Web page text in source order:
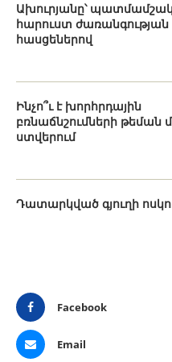
Ախուրյանը՝
հարուստ ժառանգության
հասցեներով
Ինչո՞ւ է խորհրդային
բռնաճնշումների թեման
ստվերում
Դատարկված գյուղի
Facebook
Email